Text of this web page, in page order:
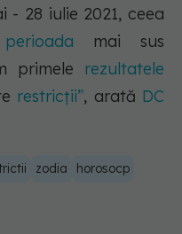
- 28 iulie 2021, ceea
perioada mai sus
primele rezultatele
restricții”, arată DC
zodia
horosocp